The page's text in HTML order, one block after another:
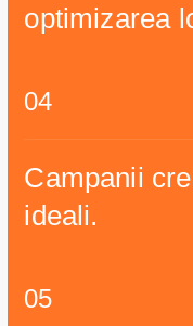
optimizarea
04
Campanii
ideali.
05